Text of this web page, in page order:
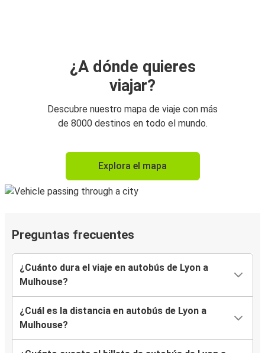
¿A dónde quieres
viajar?
Descubre nuestro mapa de viaje con más
de 8000 destinos en todo el mundo.
Explora el mapa
Preguntas frecuentes
¿Cuánto dura el viaje en autobús de Lyon a
Mulhouse?
¿Cuál es la distancia en autobús de Lyon a
Mulhouse?